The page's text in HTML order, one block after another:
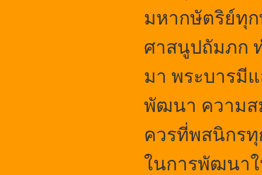
มหากษัตริย์ทุก
ศาสนูปถัมภก
มา พระบารมี
พัฒนา ความส
ควรที่พสนิกรทุ
ในการพัฒนา